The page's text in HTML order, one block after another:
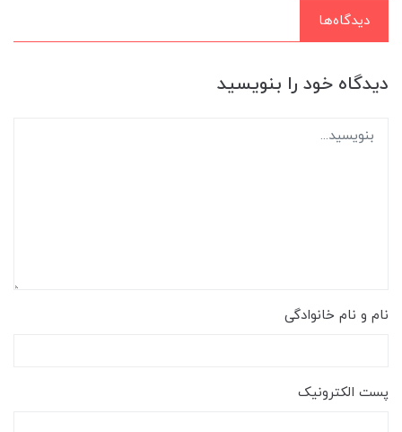
دیدگاه‌ها
دیدگاه خود را بنویسید
نام و نام خانوادگی
پست الکترونیک